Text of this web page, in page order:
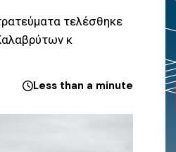
τελέσθηκε
κ
Less than a minute